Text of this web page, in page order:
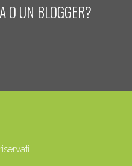
O UN BLOGGER?